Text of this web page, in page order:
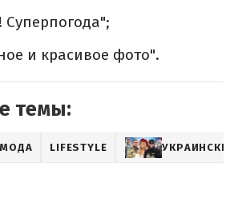
Суперпогода";
и красивое фото".
темы:
LIFESTYLE УКРАИНСКИЕ